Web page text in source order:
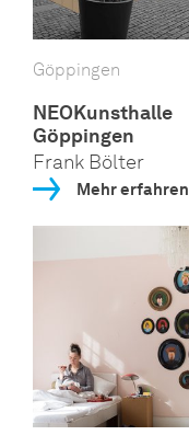
Göppingen
NEOKunsthalle
Göppingen
Frank Bölter
Mehr erfahren